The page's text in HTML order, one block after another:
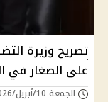
تصريح وزيرة
على الصغار في
الجمعة 10/أبريل/2026 - 06:41 م